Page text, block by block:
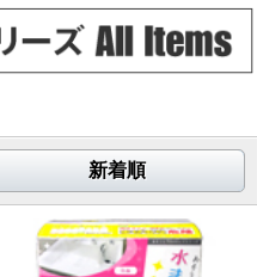
新着順